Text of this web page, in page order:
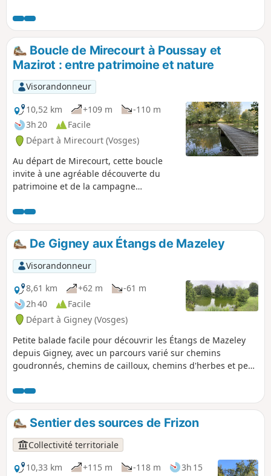
l’environnement car ils sont sources de
biodiversité, et sont à l'origine des
paysages que vous traverserez lors de
cette promenade.
Boucle de Mirecourt à Poussay et
Mazirot : entre patrimoine et nature
Visorandonneur
10,52 km
+109 m
-110 m
3h 20
Facile
Départ à Mirecourt (Vosges)
Au départ de Mirecourt, cette boucle
invite à une agréable découverte du
patrimoine et de la campagne
paysages variés : ruelles de village,
sentiers bordés de haies, champs
ouverts et rivières franchies par de
charmantes passerelles en bois. En
chemin, on rejoint le village de Poussay
puis celui de Mazirot. Entre nature et
patrimoine, cette randonnée accessible
offre de beaux points de vue et une
atmosphère paisible, idéale pour une
sortie à la demi-journée.
De Gigney aux Étangs de Mazeley
Visorandonneur
8,61 km
+62 m
-61 m
2h 40
Facile
Départ à Gigney (Vosges)
Petite balade facile pour découvrir les Étangs de Mazeley
depuis Gigney, avec un parcours varié sur chemins
goudronnés, chemins de cailloux, chemins d'herbes et peu
et pique-niquer. Parcours peu ombragé, attention en plein
soleil.
Sentier des sources de Frizon
Collectivité territoriale
10,33 km
+115 m -118 m
3h 15